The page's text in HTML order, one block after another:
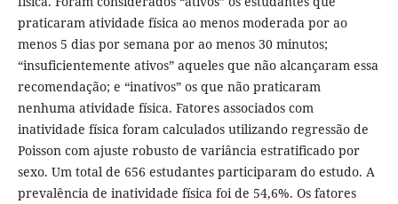
praticaram atividade física ao menos moderada por ao
menos 5 dias por semana por ao menos 30 minutos;
“insuficientemente ativos” aqueles que não alcançaram essa
recomendação; e “inativos” os que não praticaram
nenhuma atividade física. Fatores associados com
inatividade física foram calculados utilizando regressão de
Poisson com ajuste robusto de variância estratificado por
sexo. Um total de 656 estudantes participaram do estudo. A
prevalência de inatividade física foi de 54,6%. Os fatores